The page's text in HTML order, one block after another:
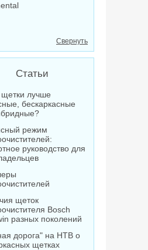
Свернуть
Статьи
щетки лучше
бескаркасные
режим
руководство для
щеток
Bosch
разных поколений
дорога" на НТВ о
щетках